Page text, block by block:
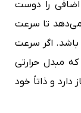
را دوست
می‌دهد تا سرعت
باشد. اگر سرعت
مبدل حرارتی
دارد و ذاتاً خود